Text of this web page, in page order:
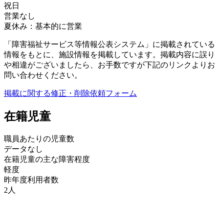
祝日
営業なし
夏休み：基本的に営業
「障害福祉サービス等情報公表システム」に掲載されている
情報をもとに、施設情報を掲載しています。掲載内容に誤り
や相違がございましたら、お手数ですが下記のリンクよりお
問い合わせください。
掲載に関する修正・削除依頼フォーム
在籍児童
職員あたりの児童数
データなし
在籍児童の主な障害程度
軽度
昨年度利用者数
2人